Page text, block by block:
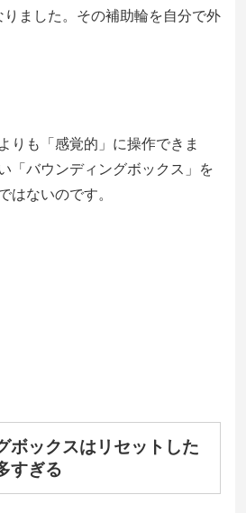
りました。その補助輪を自分で外
りも「感覚的」に操作できま
「バウンディングボックス」を
はないのです。
ボックスはリセットした
すぎる